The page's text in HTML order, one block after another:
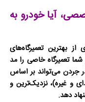
آیا خودرو به
بهترین تعمیرگاه‌های
تعمیرگاه خاصی را مد
جردن می‌تواند بر اساس
و غیره)، نزدیک‌ترین و
دهد.